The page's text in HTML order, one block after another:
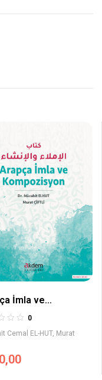
İmla ve
0
Cemal EL-HUT, Murat